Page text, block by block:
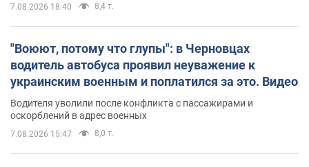
7.08.2026 18:40 8,4 т.
"Воюют, потому что глупы": в Черновцах
водитель автобуса проявил неуважение к
украинским военным и поплатился за это. Видео
Водителя уволили после конфликта с пассажирами и
оскорблений в адрес военных
7.08.2026 15:47 8,0 т.